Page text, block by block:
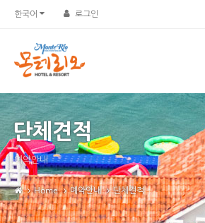
한국어 로그인
단체견적
예약안내
Home 예약안내 단체견적
Sketchbook5, 스케치북5